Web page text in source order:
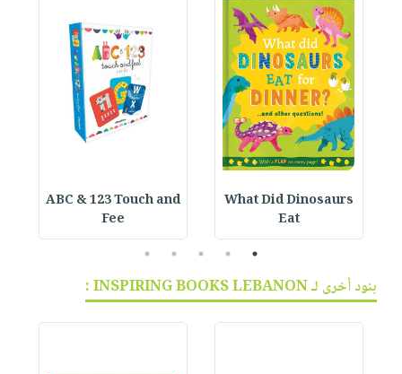
What Did Dinosaurs
Eat
ABC & 123 Touch and
Fee
1
2
3
4
5
بنود أخرى لـ INSPIRING BOOKS LEBANON :